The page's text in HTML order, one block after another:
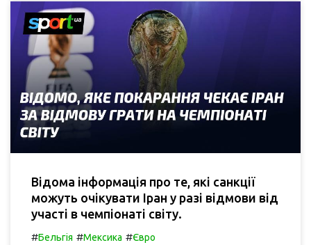
Відома інформація про те, які санкції
можуть очікувати Іран у разі відмови від
участі в чемпіонаті світу.
#Бельгія #Мексика #Євро